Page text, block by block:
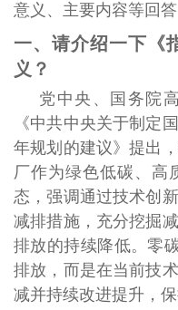
意义、主要内容等回答
一、请介绍一下《
义？
党中央、国务院
《中共中央关于制定
年规划的建议》提出
厂作为绿色低碳、高
态，强调通过技术创
减排措施，充分挖掘
排放的持续降低。零
排放，而是在当前技
减并持续改进提升，